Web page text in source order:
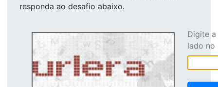
responda ao desafio abaixo.
Digite
lado no